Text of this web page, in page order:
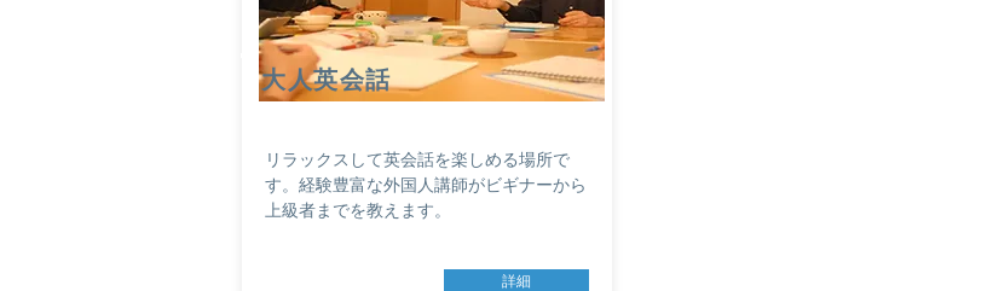
​大人英会話
リラックスして英会話を楽しめる場所で
す。経験豊富な外国人講師がビギナーから
上級者までを教えます。
詳細